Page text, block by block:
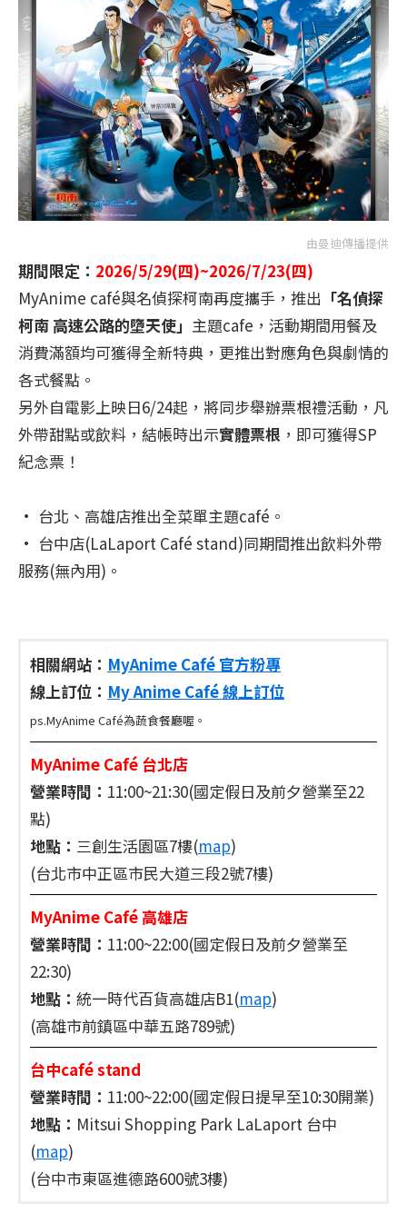
由曼迪傳播提供
期間限定： 2026/5/29(四)~2026/7/23(四)
MyAnime café與名偵探柯南再度攜手，推出 「名偵探
柯南 高速公路的墮天使」 主題cafe，活動期間用餐及
消費滿額均可獲得全新特典，更推出對應角色與劇情的
各式餐點。
另外自電影上映日6/24起，將同步舉辦票根禮活動，凡
外帶甜點或飲料，結帳時出示實體票根 ，即可獲得SP
紀念票！
• 台北、高雄店推出全菜單主題café。
• 台中店(LaLaport Café stand)同期間推出飲料外帶
服務(無內用)。
相關網站： MyAnime Café 官方粉專
線上訂位： My Anime Café 線上訂位
ps.MyAnime Café為蔬食餐廳喔。
MyAnime Café 台北店
營業時間： 11:00~21:30(國定假日及前夕營業至22
點)
地點： 三創生活園區7樓(map)
(台北市中正區市民大道三段2號7樓)
MyAnime Café 高雄店
營業時間： 11:00~22:00(國定假日及前夕營業至
22:30)
地點： 統一時代百貨高雄店B1(map)
(高雄市前鎮區中華五路789號)
台中café stand
營業時間： 11:00~22:00(國定假日提早至10:30開業)
地點： Mitsui Shopping Park LaLaport 台中
(map)
(台中市東區進德路600號3樓)